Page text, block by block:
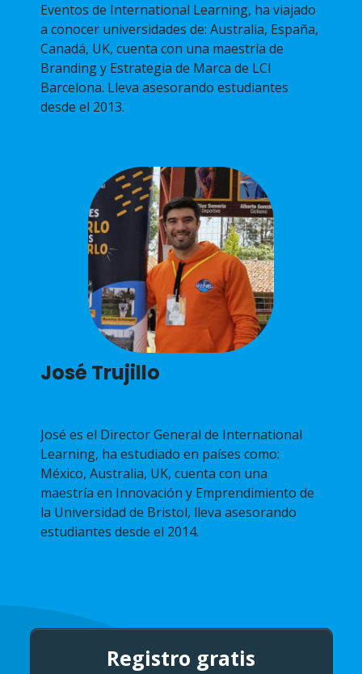
Eventos de International Learning, ha viajado
a conocer universidades de: Australia, España,
Canadá, UK, cuenta con una maestría de
Branding y Estrategia de Marca de LCI
Barcelona. Lleva asesorando estudiantes
desde el 2013.
José Trujillo
José es el Director General de International
Learning, ha estudiado en países como:
México, Australia, UK, cuenta con una
maestría en Innovación y Emprendimiento de
la Universidad de Bristol, lleva asesorando
estudiantes desde el 2014.
Registro gratis